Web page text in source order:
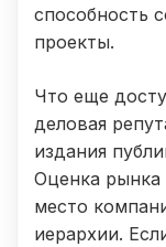
способность
проекты.
Что еще
деловая
издания
Оценка рынка
место
иерархии.